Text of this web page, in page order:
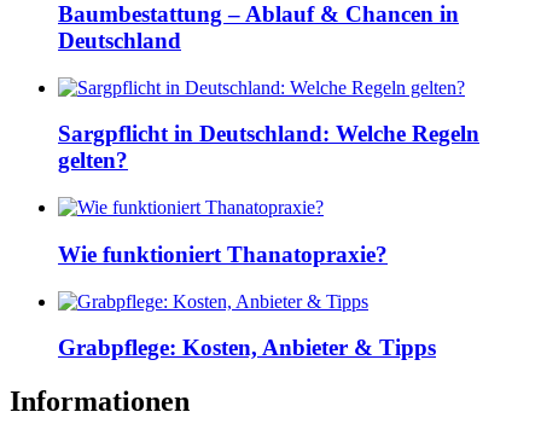
Baumbestattung – Ablauf & Chancen in
Deutschland
Sargpflicht in Deutschland: Welche Regeln
gelten?
Wie funktioniert Thanatopraxie?
Grabpflege: Kosten, Anbieter & Tipps
Informationen